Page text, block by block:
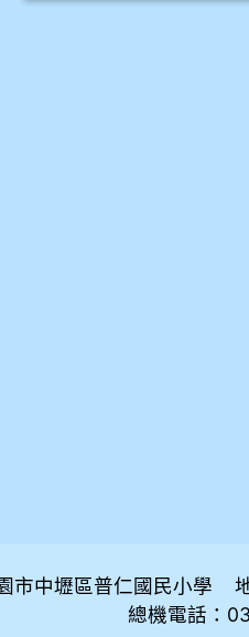
市中壢區普仁國民小學
總機電話：